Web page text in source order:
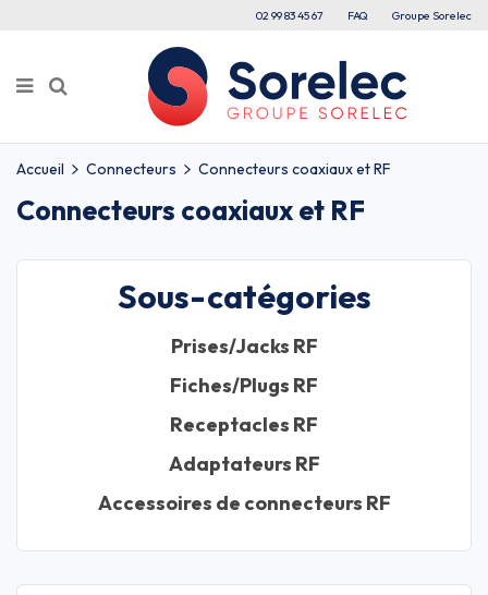
02 99 83 45 67 FAQ Groupe Sorelec
Accueil Connecteurs Connecteurs coaxiaux et RF
Connecteurs coaxiaux et RF
Sous-catégories
Prises/Jacks RF
Fiches/Plugs RF
Receptacles RF
Adaptateurs RF
Accessoires de connecteurs RF